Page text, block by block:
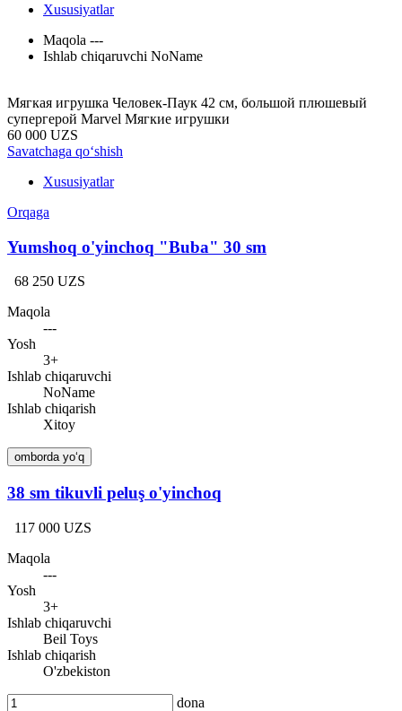
Xususiyatlar
Maqola ---
Ishlab chiqaruvchi NoName
Мягкая игрушка Человек-Паук 42 см, большой плюшевый
супергерой Marvel Мягкие игрушки
60 000 UZS
Savatchaga qo‘shish
Xususiyatlar
Orqaga
Yumshoq o'yinchoq "Buba" 30 sm
68 250 UZS
Maqola
---
Yosh
3+
Ishlab chiqaruvchi
NoName
Ishlab chiqarish
Xitoy
omborda yo‘q
38 sm tikuvli peluş o'yinchoq
117 000 UZS
Maqola
---
Yosh
3+
Ishlab chiqaruvchi
Beil Toys
Ishlab chiqarish
O'zbekiston
dona